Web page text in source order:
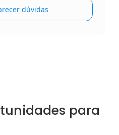
dúvidas
para